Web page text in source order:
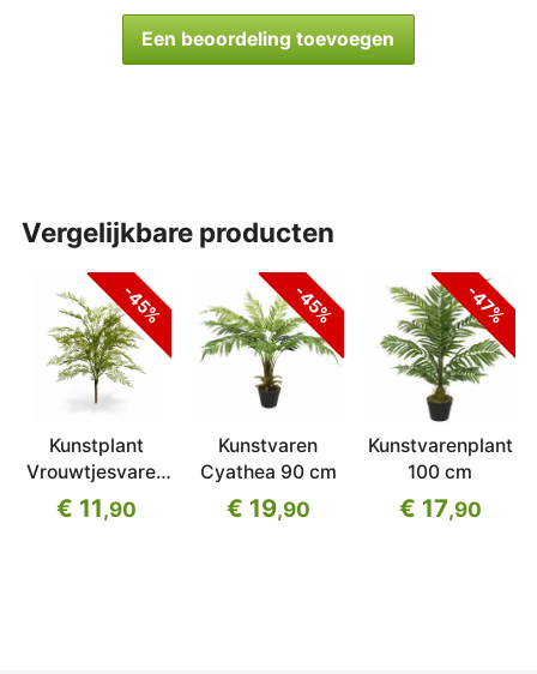
Een beoordeling toevoegen
vergelijkbare producten
-45%
Kunstplant
Vrouwtjesvaren
75 cm
€ 11,90
-45%
Kunstvaren
Cyathea 90 cm
€ 19,90
-47%
Kunstvarenplant
100 cm
€ 17,90